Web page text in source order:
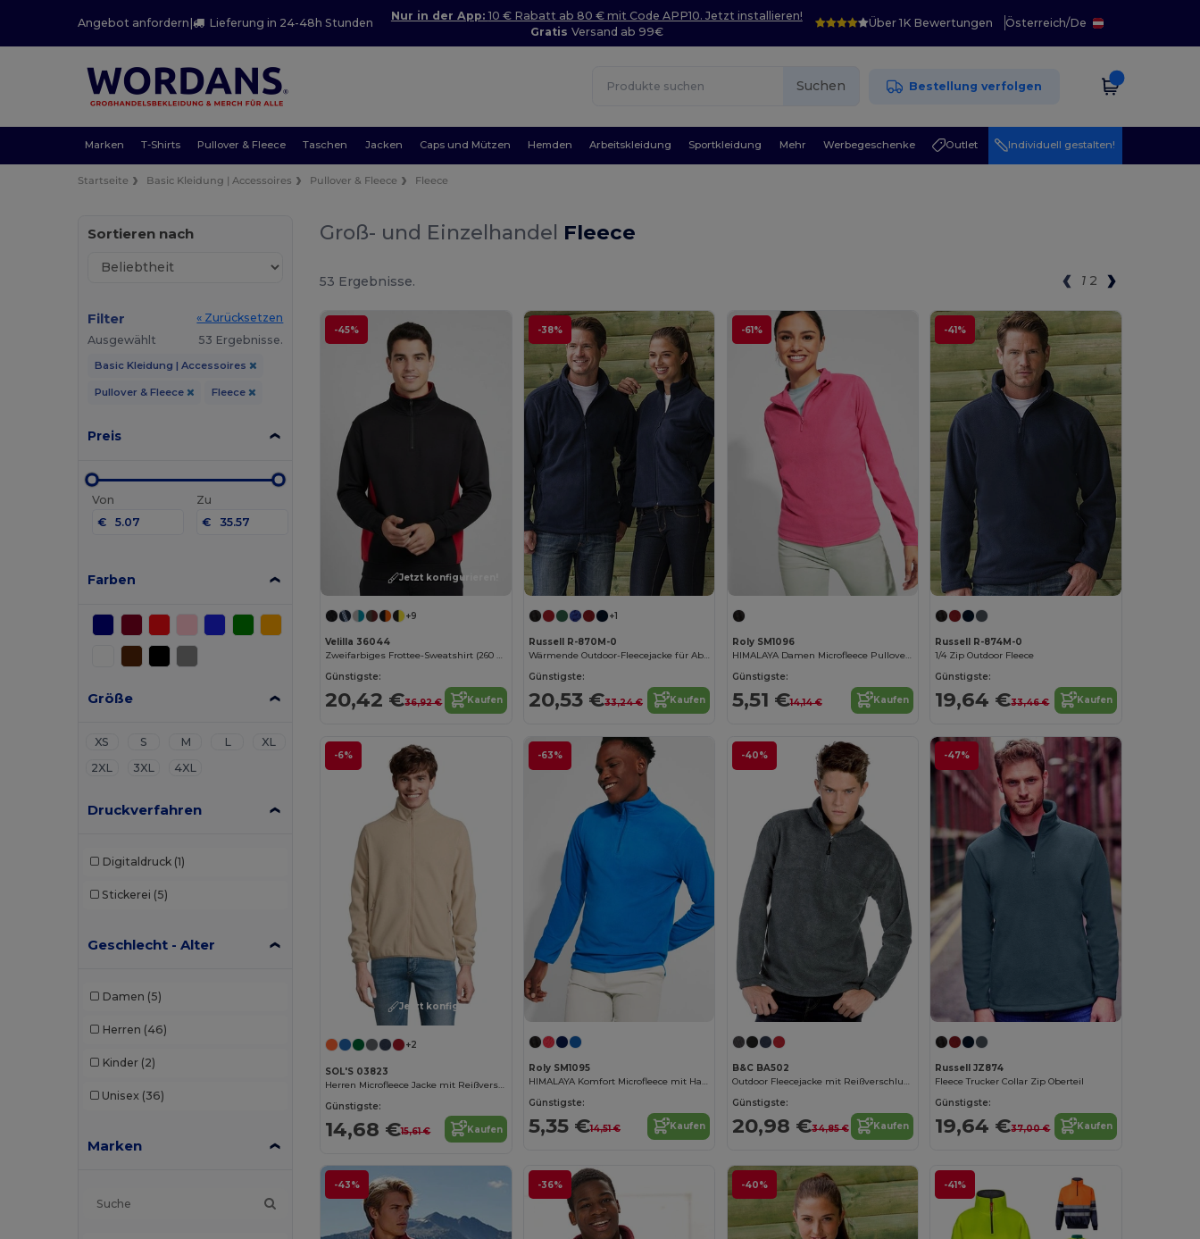
Angebot anfordern | Lieferung in 24-48h Stunden
Nur in der App: 10 € Rabatt ab 80 € mit Code APP10. Jetzt installieren!
Gratis Versand ab 99€
Über 1K Bewertungen Österreich/De
Suchen Bestellung verfolgen
Marken T-Shirts Pullover & Fleece Taschen Jacken Caps und Mützen Hemden Arbeitskleidung Sportkleidung Mehr Werbegeschenke Outlet Individuell gestalten!
Startseite Basic Kleidung | Accessoires Pullover & Fleece Fleece
Sortieren nach
Filter
« Zurücksetzen
Ausgewählt
53 Ergebnisse.
Basic Kleidung | Accessoires
Pullover & Fleece Fleece
Preis
Von
€
Zu
€
Farben
Größe
XS S M L
XL
2XL
3XL 4XL
Druckverfahren
Digitaldruck (1)
Stickerei (5)
Geschlecht - Alter
Damen (5)
Herren (46)
Kinder (2)
Unisex (36)
Marken
Groß- und Einzelhandel Fleece
53 Ergebnisse. 1 2
-45%
Jetzt konfigurieren!
+9
Velilla 36044
Zweifarbiges Frottee-Sweatshirt (260 g/m²), aus Polyester (65 %) und Baumwolle (35 %)
Günstigste:
20,42 €36,92 € Kaufen
-38%
+1
Russell R-870M-0
Wärmende Outdoor-Fleecejacke für Abenteuer
Günstigste:
20,53 €33,24 € Kaufen
-61%
Roly SM1096
HIMALAYA Damen Microfleece Pullover mit Halbreißverschluss
Günstigste:
5,51 €14,14 € Kaufen
-41%
Russell R-874M-0
1/4 Zip Outdoor Fleece
Günstigste:
19,64 €33,46 € Kaufen
-6%
Jetzt konfigurieren!
+2
SOL'S 03823
Herren Microfleece Jacke mit Reißverschluss
Günstigste:
14,68 €15,61 € Kaufen
-63%
Roly SM1095
HIMALAYA Komfort Microfleece mit Halbreißverschluss
Günstigste:
5,35 €14,51 € Kaufen
-40%
B&C BA502
Outdoor Fleecejacke mit Reißverschluss und Taschen
Günstigste:
20,98 €34,85 € Kaufen
-47%
Russell JZ874
Fleece Trucker Collar Zip Oberteil
Günstigste:
19,64 €37,00 € Kaufen
-43% -36% -40% -41%